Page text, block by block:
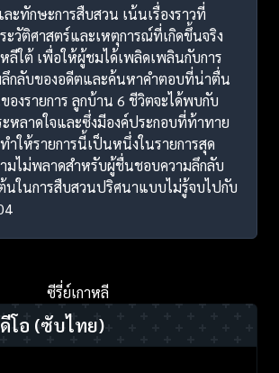
ะทักษะการสืบสวน เน้นเรื่องราวที่
ะวัติศาสตร์และเหตุการณ์ที่เกิดขึ้นจริง
ลีใต้ เพื่อให้ผู้ชมได้เพลิดเพลินกับการ
ลึกลับของอดีตและค้นหาคำตอบที่น่าตื่น
องรายการ ลูกบ้าน 6 ชีวิตจะได้พบกับ
หลาดใจและซึ่งมีองค์ประกอบที่ท้าทาย
ำให้รายการนี้เป็นหนึ่งในรายการสุด
มไม่พลาดสำหรับผู้ชื่นชอบความลึกลับ
นในการสืบสวนปริศนาแบบไม่รู้จบไปกับ
ซีรี่ย์เกาหลี
โอ (ซับไทย)